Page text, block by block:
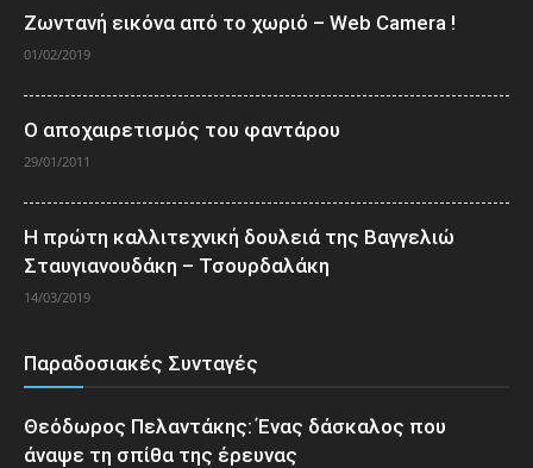
Ζωντανή εικόνα από το χωριό – Web Camera !
01/02/2019
Ο αποχαιρετισμός του φαντάρου
29/01/2011
Η πρώτη καλλιτεχνική δουλειά της Βαγγελιώ
Σταυγιανουδάκη – Τσουρδαλάκη
14/03/2019
Παραδοσιακές Συνταγές
Θεόδωρος Πελαντάκης: Ένας δάσκαλος που
άναψε τη σπίθα της έρευνας